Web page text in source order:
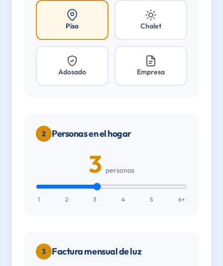
Piso Chalet
Adosado Empresa
2 Personas en el hogar
3 personas
1 2 3 4 5 6+
3 Factura mensual de luz